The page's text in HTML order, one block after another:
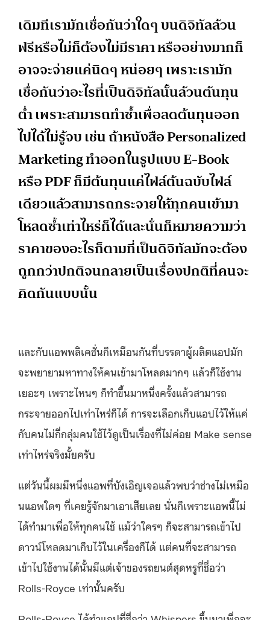
เดิมทีเรามักเชื่อกันว่าใดๆ บนดิจิทัลล้วน
ฟรีหรือไม่ก็ต้องไม่มีราคา หรืออย่างมากก็
อาจจะจ่ายแค่นิดๆ หน่อยๆ เพราะเรามัก
เชื่อกันว่าอะไรที่เป็นดิจิทัลนั้นล้วนต้นทุน
ต่ำ เพราะสามารถทำซ้ำเพื่อลดต้นทุนออก
ไปได้ไม่รู้จบ เช่น ถ้าหนังสือ Personalized
Marketing ทำออกในรูปแบบ E-Book
หรือ PDF ก็มีต้นทุนแค่ไฟล์ต้นฉบับไฟล์
เดียวแล้วสามารถกระจายให้ทุกคนเข้ามา
โหลดซ้ำเท่าไหร่ก็ได้และนั่นก็หมายความว่า
ราคาของอะไรก็ตามที่เป็นดิจิทัลมักจะต้อง
ถูกกว่าปกติจนกลายเป็นเรื่องปกติที่คนจะ
คิดกันแบบนั้น
และกับแอพพลิเคชั่นก็เหมือนกันที่บรรดาผู้ผลิตแอปมัก
จะพยายามหาทางให้คนเข้ามาโหลดมากๆ แล้วก็ใช้งาน
เยอะๆ เพราะไหนๆ ก็ทำขึ้นมาหนึ่งครั้งแล้วสามารถ
กระจายออกไปเท่าไหร่ก็ได้ การจะเลือกเก็บแอปไว้ให้แค่
กับคนไม่กี่กลุ่มคนใช้ไว้ดูเป็นเรื่องที่ไม่ค่อย Make sense
เท่าไหร่จริงมั้ยครับ
แต่วันนี้ผมมีหนึ่งแอพที่บังเอิญเจอแล้วพบว่าช่างไม่เหมือ
นแอพใดๆ ที่เคยรู้จักมาเอาเสียเลย นั่นก็เพราะแอพนี้ไม่
ได้ทำมาเพื่อให้ทุกคนใช้ แม้ว่าใครๆ ก็จะสามารถเข้าไป
ดาวน์โหลดมาเก็บไว้ในเครื่องก็ได้ แต่คนที่จะสามารถ
เข้าไปใช้งานได้นั้นมีแต่เจ้าของรถยนต์สุดหรูที่ชื่อว่า
Rolls-Royce เท่านั้นครับ